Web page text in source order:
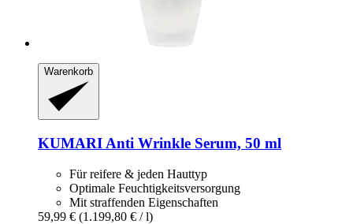
Warenkorb
KUMARI Anti Wrinkle Serum, 50 ml
Für reifere & jeden Hauttyp
Optimale Feuchtigkeitsversorgung
Mit straffenden Eigenschaften
59,99 € (1.199,80 € / l)